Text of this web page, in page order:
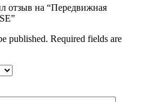
отзыв на “Передвижная
published. Required fields are